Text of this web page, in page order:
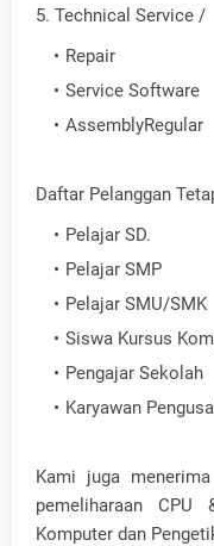
5. Technical Service /
Repair
Service Software
AssemblyRegular
Daftar Pelanggan
Pelajar SD.
Pelajar SMP
Pelajar SMU/SMK
Siswa Kursus
Pengajar Sekolah
Karyawan
Kami juga
pemeliharaan CPU
Komputer dan